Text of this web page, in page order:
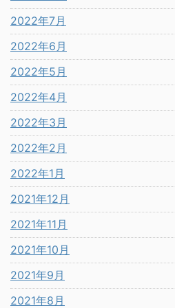
2022年7月
2022年6月
2022年5月
2022年4月
2022年3月
2022年2月
2022年1月
2021年12月
2021年11月
2021年10月
2021年9月
2021年8月